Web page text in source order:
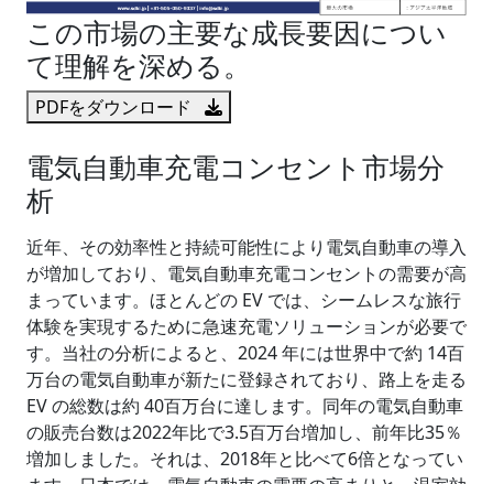
この市場の主要な成長要因につい
て理解を深める。
PDFをダウンロード
電気自動車充電コンセント市場分
析
近年、その効率性と持続可能性により電気自動車の導入
が増加しており、電気自動車充電コンセントの需要が高
まっています。ほとんどの EV では、シームレスな旅行
体験を実現するために急速充電ソリューションが必要で
す。当社の分析によると、2024 年には世界中で約 14百
万台の電気自動車が新たに登録されており、路上を走る
EV の総数は約 40百万台に達します。同年の電気自動車
の販売台数は2022年比で3.5百万台増加し、前年比35％
増加しました。それは、2018年と比べて6倍となってい